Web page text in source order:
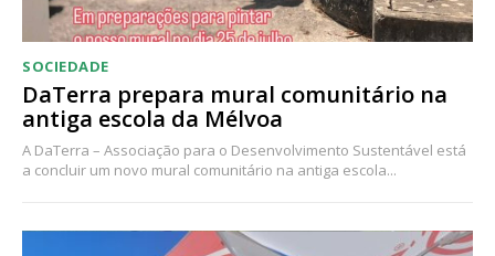
Escolha o plano
SOCIEDADE
DaTerra prepara mural comunitário na
antiga escola da Mélvoa
A DaTerra – Associação para o Desenvolvimento Sustentável está
a concluir um novo mural comunitário na antiga escola...